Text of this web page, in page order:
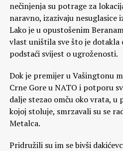
nečinjenja su potrage za
naravno, izazivaju nesuglasice
Lako je u opustošenim
vlast uništila sve što je dotakla
podstaći svijest o ugroženosti.
Dok je premijer u Vašingtonu
Crne Gore u NATO i potporu
dalje stezao omču oko vrata, u
kojoj stoluje, smrzavali su se
Metalca.
Pridružili su im se bivši